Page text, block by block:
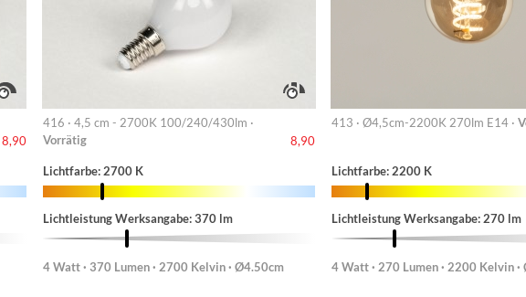
8,90
416 · 4,5 cm - 2700K 100/240/430lm ·
Vorrätig
8,90
Lichtfarbe: 2700 K
Lichtleistung Werksangabe: 370 lm
4 Watt · 370 Lumen · 2700 Kelvin · Ø4.50cm
413 · Ø4,5cm-2200K 270lm E14 ·
Lichtfarbe: 2200 K
Lichtleistung Werksangabe: 270 lm
4 Watt · 270 Lumen · 2200 Kelvin